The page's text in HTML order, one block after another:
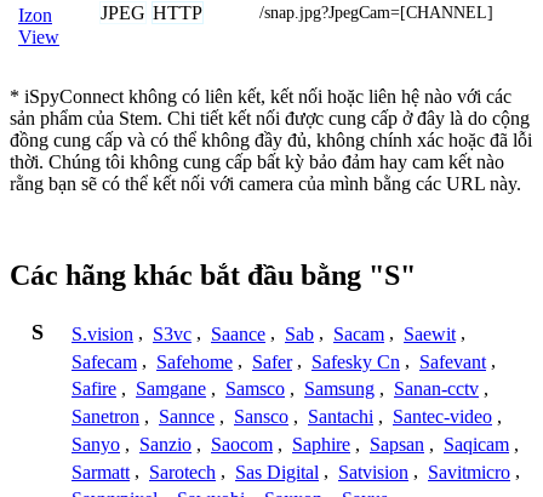
Izon
View
JPEG HTTP /snap.jpg?JpegCam=[CHANNEL]
* iSpyConnect không có liên kết, kết nối hoặc liên hệ nào với các
sản phẩm của Stem. Chi tiết kết nối được cung cấp ở đây là do cộng
đồng cung cấp và có thể không đầy đủ, không chính xác hoặc đã lỗi
thời. Chúng tôi không cung cấp bất kỳ bảo đảm hay cam kết nào
rằng bạn sẽ có thể kết nối với camera của mình bằng các URL này.
Các hãng khác bắt đầu bằng "S"
S S.vision , S3vc , Saance , Sab , Sacam , Saewit ,
Safecam , Safehome , Safer , Safesky Cn , Safevant ,
Safire , Samgane , Samsco , Samsung , Sanan-cctv ,
Sanetron , Sannce , Sansco , Santachi , Santec-video ,
Sanyo , Sanzio , Saocom , Saphire , Sapsan , Saqicam ,
Sarmatt , Sarotech , Sas Digital , Satvision , Savitmicro ,